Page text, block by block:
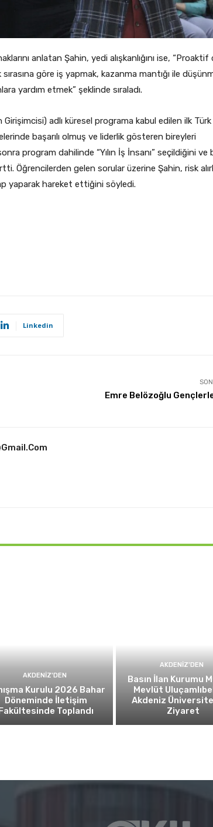
anlatan Şahin, yedi alışkanlığını ise, “Proaktif
göre iş yapmak, kazanma mantığı ile
yardım etmek” şeklinde sıraladı.
adlı küresel programa kabul edilen ilk
başarılı olmuş ve liderlik gösteren bireyleri
program dahilinde “Yılın İş İnsanı” seçildiğini ve
Öğrencilerden gelen sorular üzerine Şahin, risk
yaparak hareket ettiğini söyledi.
Linkedin
Emre Belözoğlu
AKDENIZ'DEN
Kurulu 2026 Bahar
Döneminde İletişim
Toplandı
AKDENIZ'DEN
Basın İlan Kurumu
Mevlüt
Akdeniz
Ziyaret